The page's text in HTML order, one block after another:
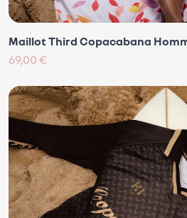
Maillot Third Copacabana
69,00 €